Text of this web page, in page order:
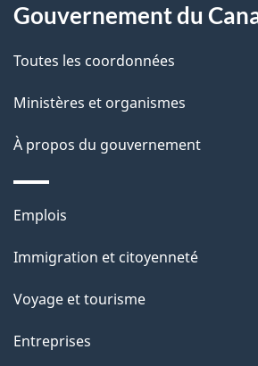
p
a
g
e
o
a
t
i
n
s
u
c
e
Gouvernement du
Toutes les coordonnées
Ministères et organismes
À propos du gouvernement
Thèmes
sujets
Emplois
Immigration et citoyenneté
Voyage et tourisme
Entreprises